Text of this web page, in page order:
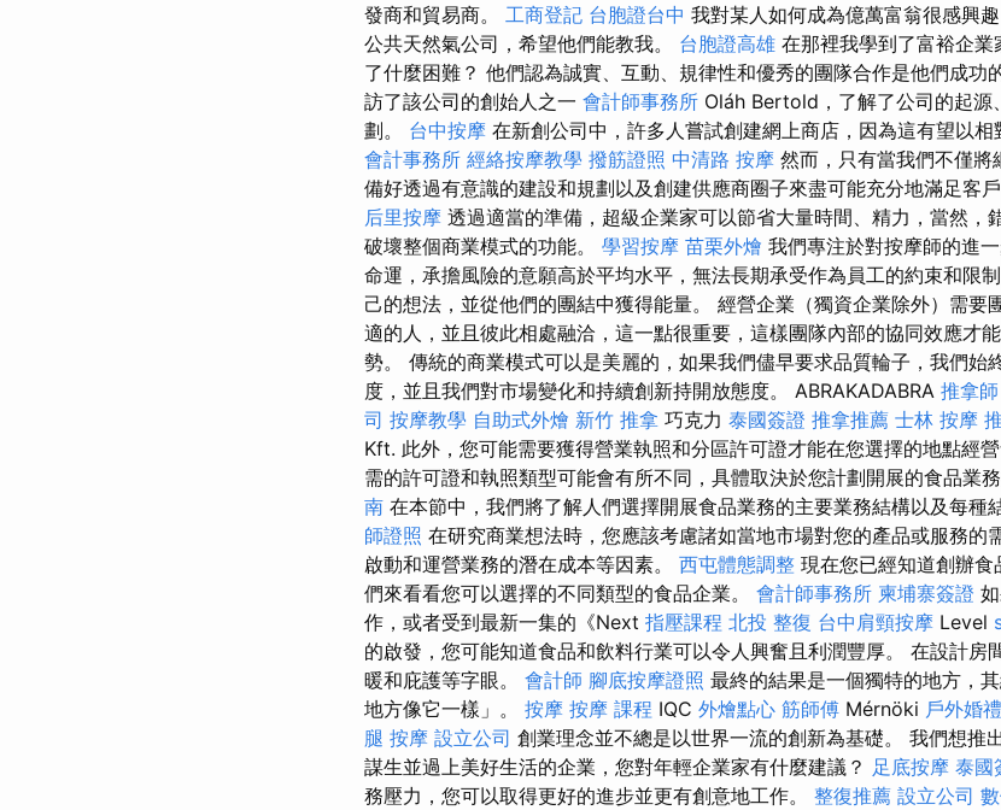
發商和貿易商。 工商登記 台胞證台中 我對某人如何成為億萬富翁很感興
公共天然氣公司，希望他們能教我。 台胞證高雄 在那裡我學到了富裕企
了什麼困難？ 他們認為誠實、互動、規律性和優秀的團隊合作是他們成功
訪了該公司的創始人之一 會計師事務所 Oláh Bertold，了解了公司的起源
劃。 台中按摩 在新創公司中，許多人嘗試創建網上商店，因為這有望以相
會計事務所 經絡按摩教學 撥筋證照 中清路 按摩 然而，只有當我們不僅
備好透過有意識的建設和規劃以及創建供應商圈子來盡可能充分地滿足客
后里按摩 透過適當的準備，超級企業家可以節省大量時間、精力，當然，
破壞整個商業模式的功能。 學習按摩 苗栗外燴 我們專注於對按摩師的進
命運，承擔風險的意願高於平均水平，無法長期承受作為員工的約束和限
己的想法，並從他們的團結中獲得能量。 經營企業（獨資企業除外）需要
適的人，並且彼此相處融洽，這一點很重要，這樣團隊內部的協同效應才
勢。 傳統的商業模式可以是美麗的，如果我們儘早要求品質輪子，我們始
度，並且我們對市場變化和持續創新持開放態度。 ABRAKADABRA 推拿師
司 按摩教學 自助式外燴 新竹 推拿 巧克力 泰國簽證 推拿推薦 士林 按摩
Kft. 此外，您可能需要獲得營業執照和分區許可證才能在您選擇的地點經營
需的許可證和執照類型可能會有所不同，具體取決於您計劃開展的食品業
南 在本節中，我們將了解人們選擇開展食品業務的主要業務結構以及每種
師證照 在研究商業想法時，您應該考慮諸如當地市場對您的產品或服務的
啟動和運營業務的潛在成本等因素。 西屯體態調整 現在您已經知道創辦
們來看看您可以選擇的不同類型的食品企業。 會計師事務所 柬埔寨簽證
作，或者受到最新一集的《Next 指壓課程 北投 整復 台中肩頸按摩 Level
的啟發，您可能知道食品和飲料行業可以令人興奮且利潤豐厚。 在設計房
暖和庇護等字眼。 會計師 腳底按摩證照 最終的結果是一個獨特的地方，
地方像它一樣」。 按摩 按摩 課程 IQC 外燴點心 筋師傅 Mérnöki 戶外婚禮
腿 按摩 設立公司 創業理念並不總是以世界一流的創新為基礎。 我們想推
謀生並過上美好生活的企業，您對年輕企業家有什麼建議？ 足底按摩 泰國
務壓力，您可以取得更好的進步並更有創意地工作。 整復推薦 設立公司